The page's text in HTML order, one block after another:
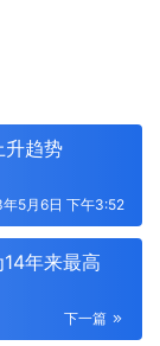
升趋势
5月6日 下午3:52
年来最高
下一篇